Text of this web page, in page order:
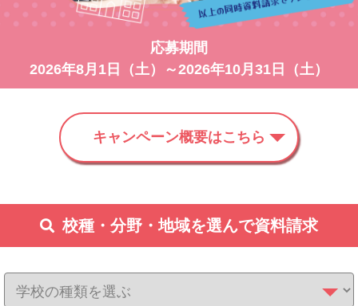
応募期間
2026年8月1日（土）～2026年10月31日（土）
キャンペーン概要はこちら
校種・分野・地域を選んで資料請求